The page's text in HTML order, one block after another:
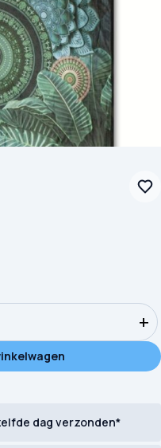
+
dag verzonden*